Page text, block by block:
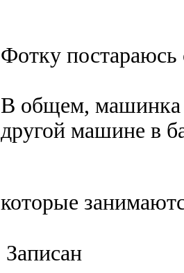
Фотку постараюсь
В общем, машинка
другой машине в
которые
Записан